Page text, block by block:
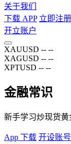
关于我们
下载 APP 立即注册
开立账户
XAUUSD -- --
XAGUSD -- --
XPTUSD -- --
金融常识
新手学习炒现货黄
App 下载 开设账号